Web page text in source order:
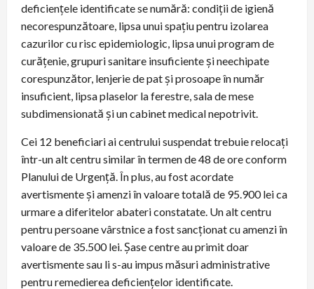
deficiențele identificate se numără: condiții de igienă
necorespunzătoare, lipsa unui spațiu pentru izolarea
cazurilor cu risc epidemiologic, lipsa unui program de
curățenie, grupuri sanitare insuficiente și neechipate
corespunzător, lenjerie de pat și prosoape în număr
insuficient, lipsa plaselor la ferestre, sala de mese
subdimensionată și un cabinet medical nepotrivit.
Cei 12 beneficiari ai centrului suspendat trebuie relocați
într-un alt centru similar în termen de 48 de ore conform
Planului de Urgență. În plus, au fost acordate
avertismente și amenzi în valoare totală de 95.900 lei ca
urmare a diferitelor abateri constatate. Un alt centru
pentru persoane vârstnice a fost sancționat cu amenzi în
valoare de 35.500 lei. Șase centre au primit doar
avertismente sau li s-au impus măsuri administrative
pentru remedierea deficiențelor identificate.